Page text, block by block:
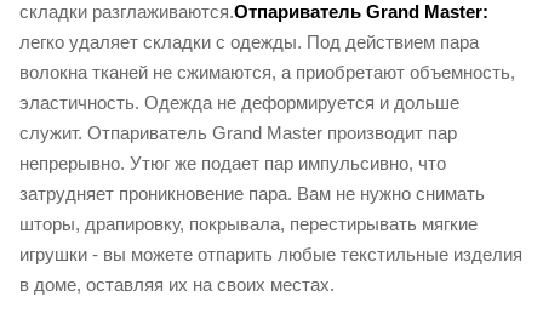
складки разглаживаются.Отпариватель Grand Master:
легко удаляет складки с одежды. Под действием пара
волокна тканей не сжимаются, а приобретают объемность,
эластичность. Одежда не деформируется и дольше
служит. Отпариватель Grand Master производит пар
непрерывно. Утюг же подает пар импульсивно, что
затрудняет проникновение пара. Вам не нужно снимать
шторы, драпировку, покрывала, перестирывать мягкие
игрушки - вы можете отпарить любые текстильные изделия
в доме, оставляя их на своих местах.